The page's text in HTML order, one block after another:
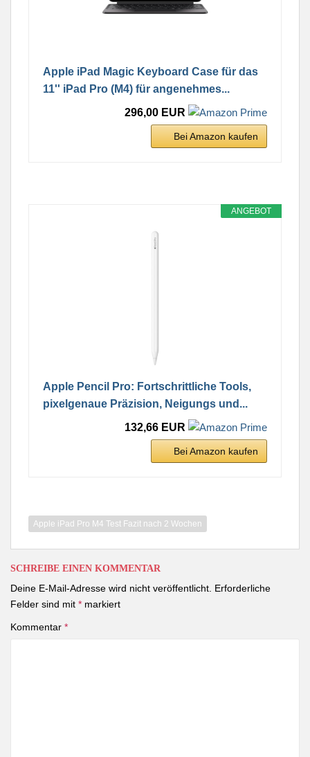
Apple iPad Magic Keyboard Case für das
11'' iPad Pro (M4) für angenehmes...
296,00 EUR
Bei Amazon kaufen
ANGEBOT
Apple Pencil Pro: Fortschrittliche Tools,
pixelgenaue Präzision, Neigungs und...
132,66 EUR
Bei Amazon kaufen
Apple iPad Pro M4 Test Fazit nach 2 Wochen
SCHREIBE EINEN KOMMENTAR
Deine E-Mail-Adresse wird nicht veröffentlicht. Erforderliche
Felder sind mit * markiert
Kommentar *